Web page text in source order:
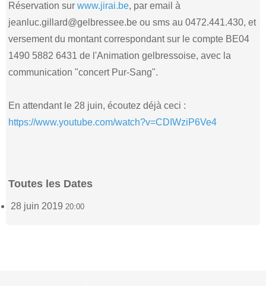
Réservation surwww.jirai.be, par email à
jeanluc.gillard@gelbressee.be ou sms au 0472.441.430, et
versement du montant correspondant sur le compte BE04
1490 5882 6431 de l'Animation gelbressoise, avec la
communication "concert Pur-Sang".
En attendant le 28 juin, écoutez déjà ceci :
https://www.youtube.com/watch?v=CDIWziP6Ve4
Toutes les Dates
28 juin 2019 20:00